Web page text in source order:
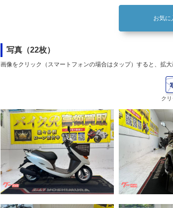
お気に
写真（22枚）
画像をクリック（スマートフォンの場合はタップ）すると、拡
ク